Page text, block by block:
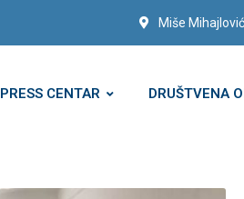
Miše
PRESS CENTAR DRUŠTVENA